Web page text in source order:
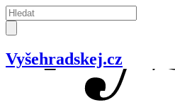
Vyšehradskej.cz